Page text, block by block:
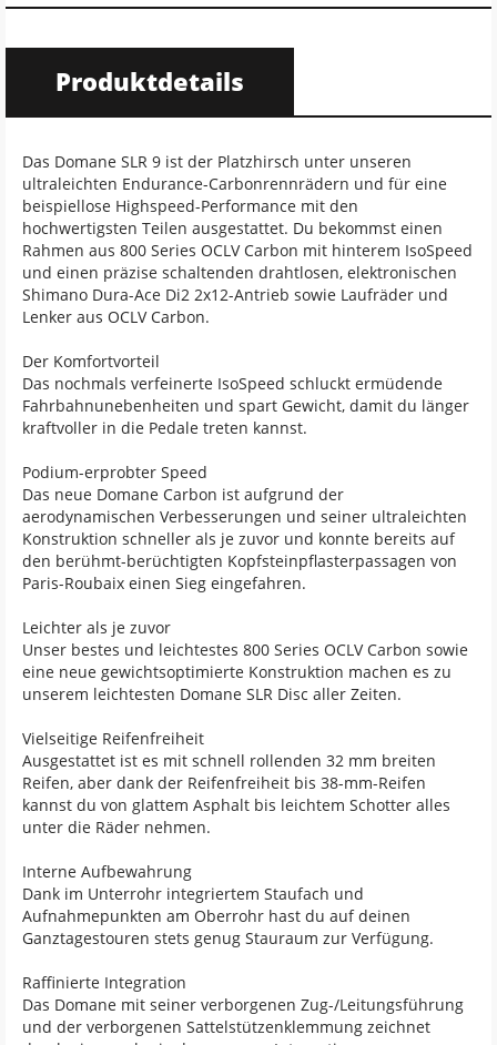
Produktdetails
Das Domane SLR 9 ist der Platzhirsch unter unseren
ultraleichten Endurance-Carbonrennrädern und für eine
beispiellose Highspeed-Performance mit den
hochwertigsten Teilen ausgestattet. Du bekommst einen
Rahmen aus 800 Series OCLV Carbon mit hinterem IsoSpeed
und einen präzise schaltenden drahtlosen, elektronischen
Shimano Dura-Ace Di2 2x12-Antrieb sowie Laufräder und
Lenker aus OCLV Carbon.
Der Komfortvorteil
Das nochmals verfeinerte IsoSpeed schluckt ermüdende
Fahrbahnunebenheiten und spart Gewicht, damit du länger
kraftvoller in die Pedale treten kannst.
Podium-erprobter Speed
Das neue Domane Carbon ist aufgrund der
aerodynamischen Verbesserungen und seiner ultraleichten
Konstruktion schneller als je zuvor und konnte bereits auf
den berühmt-berüchtigten Kopfsteinpflasterpassagen von
Paris-Roubaix einen Sieg eingefahren.
Leichter als je zuvor
Unser bestes und leichtestes 800 Series OCLV Carbon sowie
eine neue gewichtsoptimierte Konstruktion machen es zu
unserem leichtesten Domane SLR Disc aller Zeiten.
Vielseitige Reifenfreiheit
Ausgestattet ist es mit schnell rollenden 32 mm breiten
Reifen, aber dank der Reifenfreiheit bis 38-mm-Reifen
kannst du von glattem Asphalt bis leichtem Schotter alles
unter die Räder nehmen.
Interne Aufbewahrung
Dank im Unterrohr integriertem Staufach und
Aufnahmepunkten am Oberrohr hast du auf deinen
Ganztagestouren stets genug Stauraum zur Verfügung.
Raffinierte Integration
Das Domane mit seiner verborgenen Zug-/Leitungsführung
und der verborgenen Sattelstützenklemmung zeichnet